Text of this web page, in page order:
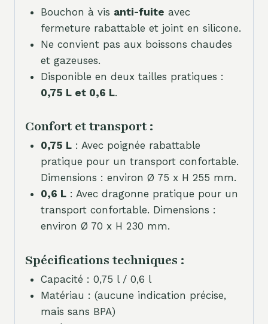
Bouchon à vis anti-fuite avec
fermeture rabattable et joint en silicone.
Ne convient pas aux boissons chaudes
et gazeuses.
Disponible en deux tailles pratiques :
0,75 L et 0,6 L.
Confort et transport :
0,75 L: Avec poignée rabattable
pratique pour un transport confortable.
Dimensions : environ Ø 75 x H 255 mm.
0,6 L: Avec dragonne pratique pour un
transport confortable. Dimensions :
environ Ø 70 x H 230 mm.
Spécifications techniques :
Capacité : 0,75 l / 0,6 l
Matériau : (aucune indication précise,
mais sans BPA)